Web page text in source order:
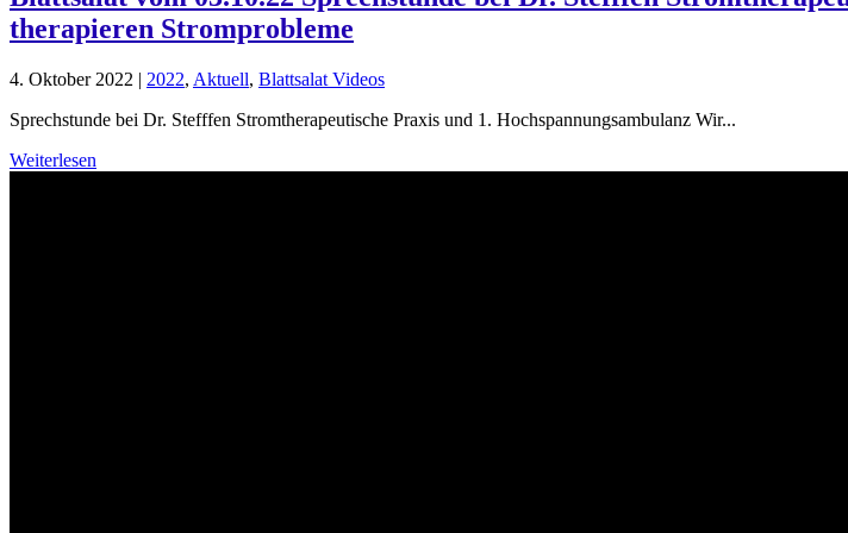
therapieren Stromprobleme
4. Oktober 2022 | 2022, Aktuell, Blattsalat Videos
Sprechstunde bei Dr. Stefffen Stromtherapeutische Praxis und 1. Hochspannungsambulanz Wir...
Weiterlesen